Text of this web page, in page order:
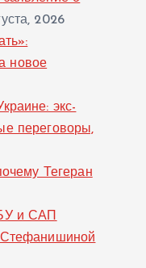
2026
новое
экс-
переговоры,
Тегеран
и САП
Стефанишиной